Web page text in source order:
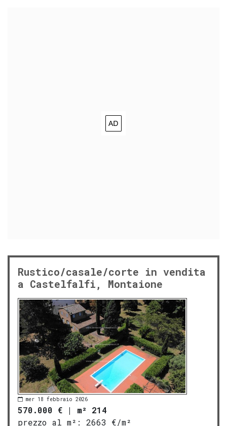
Rustico/casale/corte in vendita
a Castelfalfi, Montaione
mer 18 febbraio 2026
570.000 € | m² 214
prezzo al m²:
2663 €/m²